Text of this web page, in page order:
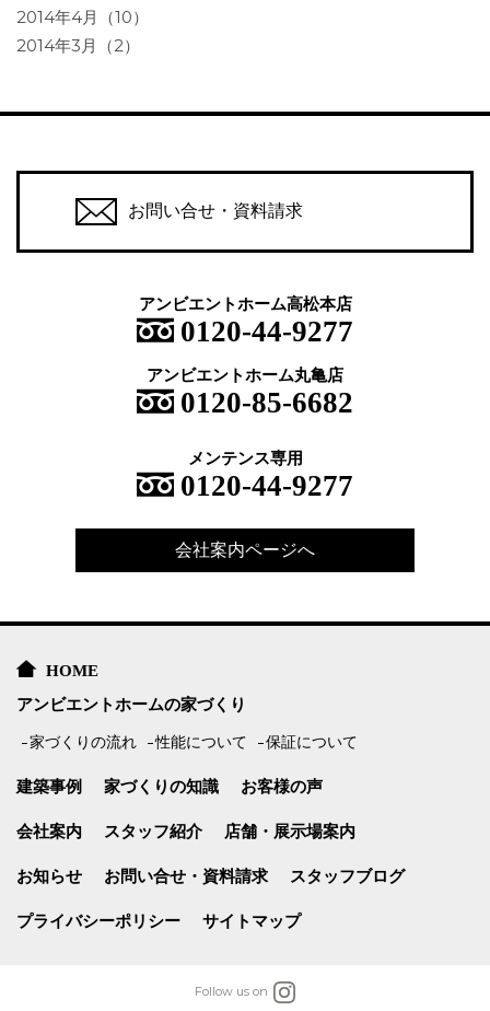
2014年4月（10）
2014年3月（2）
お問い合せ・資料請求
アンビエントホーム高松本店
0120-44-9277
アンビエントホーム丸亀店
0120-85-6682
メンテンス専用
0120-44-9277
会社案内ページへ
HOME
アンビエントホームの家づくり
家づくりの流れ 性能について 保証について
建築事例 家づくりの知識 お客様の声
会社案内 スタッフ紹介 店舗・展示場案内
お知らせ お問い合せ・資料請求 スタッフブログ
プライバシーポリシー サイトマップ
Follow us on